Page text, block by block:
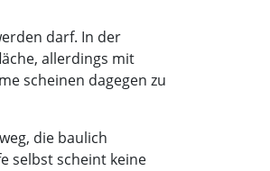
darf. In der
allerdings mit
scheinen dagegen zu
die baulich
selbst scheint keine